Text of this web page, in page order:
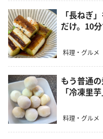
「長ねぎ
だけ。10
料理・グルメ
もう普通
「冷凍里
料理・グルメ